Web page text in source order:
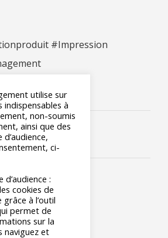
#Impression
utilise sur
indispensables à
non-soumis
ainsi que des
ci-
:
cookies de
grâce à l’outil
permet de
sur la
naviguez et